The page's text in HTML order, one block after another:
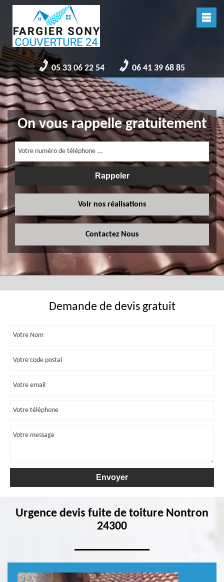
05 33 06 22 54 06 41 39 68 85
On vous rappelle gratuitement
Voir nos réalisations
Contactez Nous
Demande de devis gratuit
Urgence devis fuite de toiture Nontron
24300